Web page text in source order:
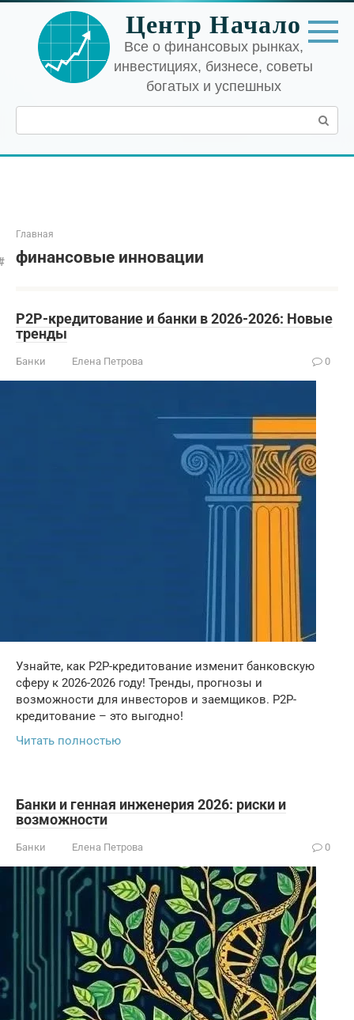
Перейти
контенту
Центр Начало
Все о финансовых рынках,
инвестициях, бизнесе, советы
богатых и успешных
Поиск:
Главная
финансовые инновации
P2P-кредитование и банки в 2026-2026: Новые
тренды
Банки Елена Петрова 0
Узнайте, как P2P-кредитование изменит банковскую
сферу к 2026-2026 году! Тренды, прогнозы и
возможности для инвесторов и заемщиков. P2P-
кредитование – это выгодно!
Читать полностью
Банки и генная инженерия 2026: риски и
возможности
Банки Елена Петрова 0